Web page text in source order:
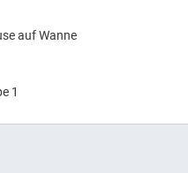
auf Wanne
1